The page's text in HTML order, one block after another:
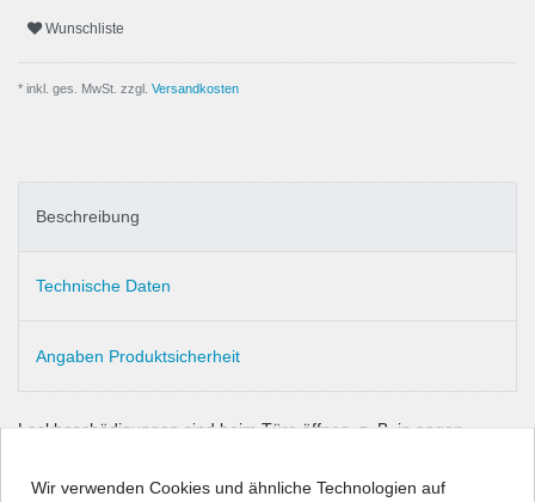
Wunschliste
* inkl. ges. MwSt. zzgl. Versandkosten
Beschreibung
Technische Daten
Angaben Produktsicherheit
Lackbeschädigungen sind beim Türe öffnen, z. B. in engen
ärgerlich und teuer in der Beseitigung. Damit es erst gar nicht
Wir verwenden Cookies und ähnliche Technologien auf